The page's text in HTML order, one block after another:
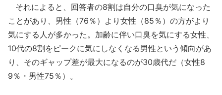
それによると、回答者の8割は自分の口臭が気になった
ことがあり、男性（76％）より女性（85％）の方がより
気にする人が多かった。加齢に伴い口臭を気にする女性、
10代の8割をピークに気にしなくなる男性という傾向があ
り、そのギャップ差が最大になるのが30歳代だ（女性8
9％・男性75％）。